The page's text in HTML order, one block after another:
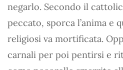
negarlo. Secondo il
peccato, sporca l’anima e
religiosi va mortificata.
carnali per poi pentirsi e